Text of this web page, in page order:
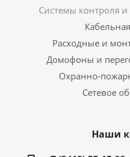
Системы контроля
Расходные и
Домофоны и
Охранно-
Сетевое
Наши